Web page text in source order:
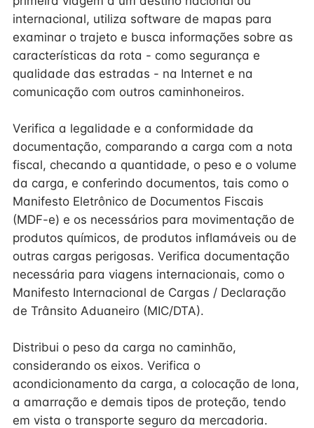
internacional, utiliza software de mapas para
examinar o trajeto e busca informações sobre as
características da rota - como segurança e
qualidade das estradas - na Internet e na
comunicação com outros caminhoneiros.
Verifica a legalidade e a conformidade da
documentação, comparando a carga com a nota
fiscal, checando a quantidade, o peso e o volume
da carga, e conferindo documentos, tais como o
Manifesto Eletrônico de Documentos Fiscais
(MDF-e) e os necessários para movimentação de
produtos químicos, de produtos inflamáveis ou de
outras cargas perigosas. Verifica documentação
necessária para viagens internacionais, como o
Manifesto Internacional de Cargas / Declaração
de Trânsito Aduaneiro (MIC/DTA).
Distribui o peso da carga no caminhão,
considerando os eixos. Verifica o
acondicionamento da carga, a colocação de lona,
a amarração e demais tipos de proteção, tendo
em vista o transporte seguro da mercadoria.